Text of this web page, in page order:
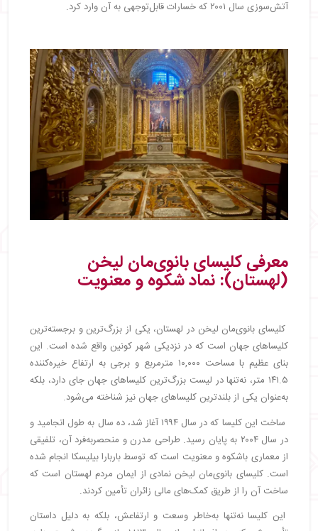
آتش‌سوزی سال ۲۰۰۱ که خسارات قابل‌توجهی به آن وارد کرد.
معرفی کلیسای بانوی‌مان لیخن
(لهستان): نماد شکوه و معنویت
کلیسای بانوی‌مان لیخن در لهستان، یکی از بزرگ‌ترین و برجسته‌ترین
کلیساهای جهان است که در نزدیکی شهر کونین واقع شده است. این
بنای عظیم با مساحت ۱۰,۰۰۰ مترمربع و برجی به ارتفاع خیره‌کننده
۱۴۱.۵ متر، نه‌تنها در لیست بزرگ‌ترین کلیساهای جهان جای دارد، بلکه
به‌عنوان یکی از بلندترین کلیساهای جهان نیز شناخته می‌شود.
ساخت این کلیسا که در سال ۱۹۹۴ آغاز شد، ده سال به طول انجامید و
در سال ۲۰۰۴ به پایان رسید. طراحی مدرن و منحصربه‌فرد آن، تلفیقی
از معماری باشکوه و معنویت است که توسط باربارا بیلیسکا انجام شده
است. کلیسای بانوی‌مان لیخن نمادی از ایمان مردم لهستان است که
ساخت آن را از طریق کمک‌های مالی زائران تأمین کردند.
این کلیسا نه‌تنها به‌خاطر وسعت و ارتفاعش، بلکه به دلیل داستان